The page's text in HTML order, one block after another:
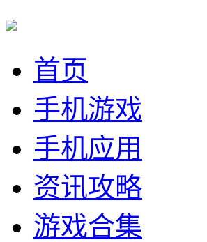
首页
手机游戏
手机应用
资讯攻略
游戏合集